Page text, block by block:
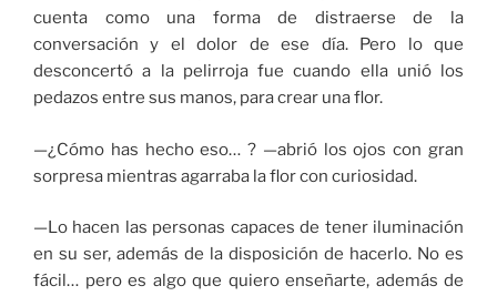
cuenta como una forma de distraerse de la
conversación y el dolor de ese día. Pero lo que
desconcertó a la pelirroja fue cuando ella unió los
pedazos entre sus manos, para crear una flor.
—¿Cómo has hecho eso… ? —abrió los ojos con gran
sorpresa mientras agarraba la flor con curiosidad.
—Lo hacen las personas capaces de tener iluminación
en su ser, además de la disposición de hacerlo. No es
fácil… pero es algo que quiero enseñarte, además de